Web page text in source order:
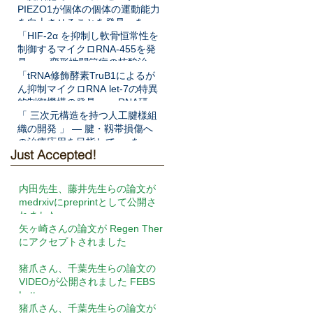
PIEZO1が個体の個体の運動能力
を向上させることを発見」を
Science Translational Medicine
に発表
「HIF-2α を抑制し軟骨恒常性を
制御するマイクロRNA-455を発
見」― 変形性関節症の核酸治療
法開発へ期待 ―をNat Commun
に発表
「tRNA修飾酵素TruB1によるが
ん抑制マイクロRNA let-7の特異
的制御機構の発見」― RNA研究
の新展開と新規がん病態解明へ
の期待 ―をEMBO Jに発表
「 三次元構造を持つ人工腱様組
織の開発 」 ― 腱・靱帯損傷へ
の治療応用を目指して ― を
Frontiers in Cell and
Developmental Biologyに発表
Just Accepted!
内田先生、藤井先生らの論文が
medrxivにpreprintとして公開さ
れました
矢ヶ崎さんの論文が Regen Ther
にアクセプトされました
猪爪さん、千葉先生らの論文の
VIDEOが公開されました FEBS
Letters
猪爪さん、千葉先生らの論文が